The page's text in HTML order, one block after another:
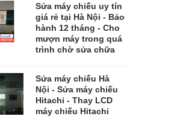
Sửa máy chiếu uy tín
giá rẻ tại Hà Nội - Bảo
hành 12 tháng - Cho
mượn máy trong quá
trình chờ sửa chữa
​​​​​​​Sửa máy chiếu Hà
Nội - Sửa máy chiếu
Hitachi - Thay LCD
máy chiếu Hitachi